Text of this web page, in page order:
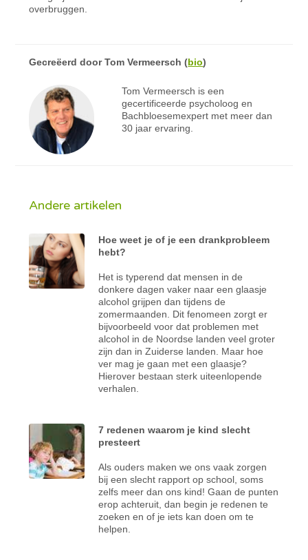
overbruggen.
Gecreëerd doorTom Vermeersch (bio)
Tom Vermeersch is een
gecertificeerde psycholoog en
Bachbloesemexpert met meer dan
30 jaar ervaring.
Andere artikelen
Hoe weet je of je een drankprobleem
hebt?
Het is typerend dat mensen in de
donkere dagen vaker naar een glaasje
alcohol grijpen dan tijdens de
zomermaanden. Dit fenomeen zorgt er
bijvoorbeeld voor dat problemen met
alcohol in de Noordse landen veel groter
zijn dan in Zuiderse landen. Maar hoe
ver mag je gaan met een glaasje?
Hierover bestaan sterk uiteenlopende
verhalen.
7 redenen waarom je kind slecht
presteert
Als ouders maken we ons vaak zorgen
bij een slecht rapport op school, soms
zelfs meer dan ons kind! Gaan de punten
erop achteruit, dan begin je redenen te
zoeken en of je iets kan doen om te
helpen.